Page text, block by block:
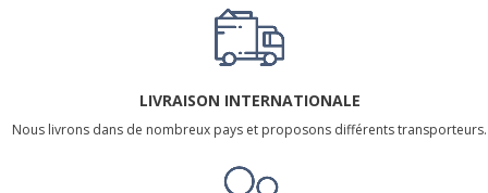
LIVRAISON INTERNATIONALE
Nous livrons dans de nombreux pays et proposons différents transporteurs.